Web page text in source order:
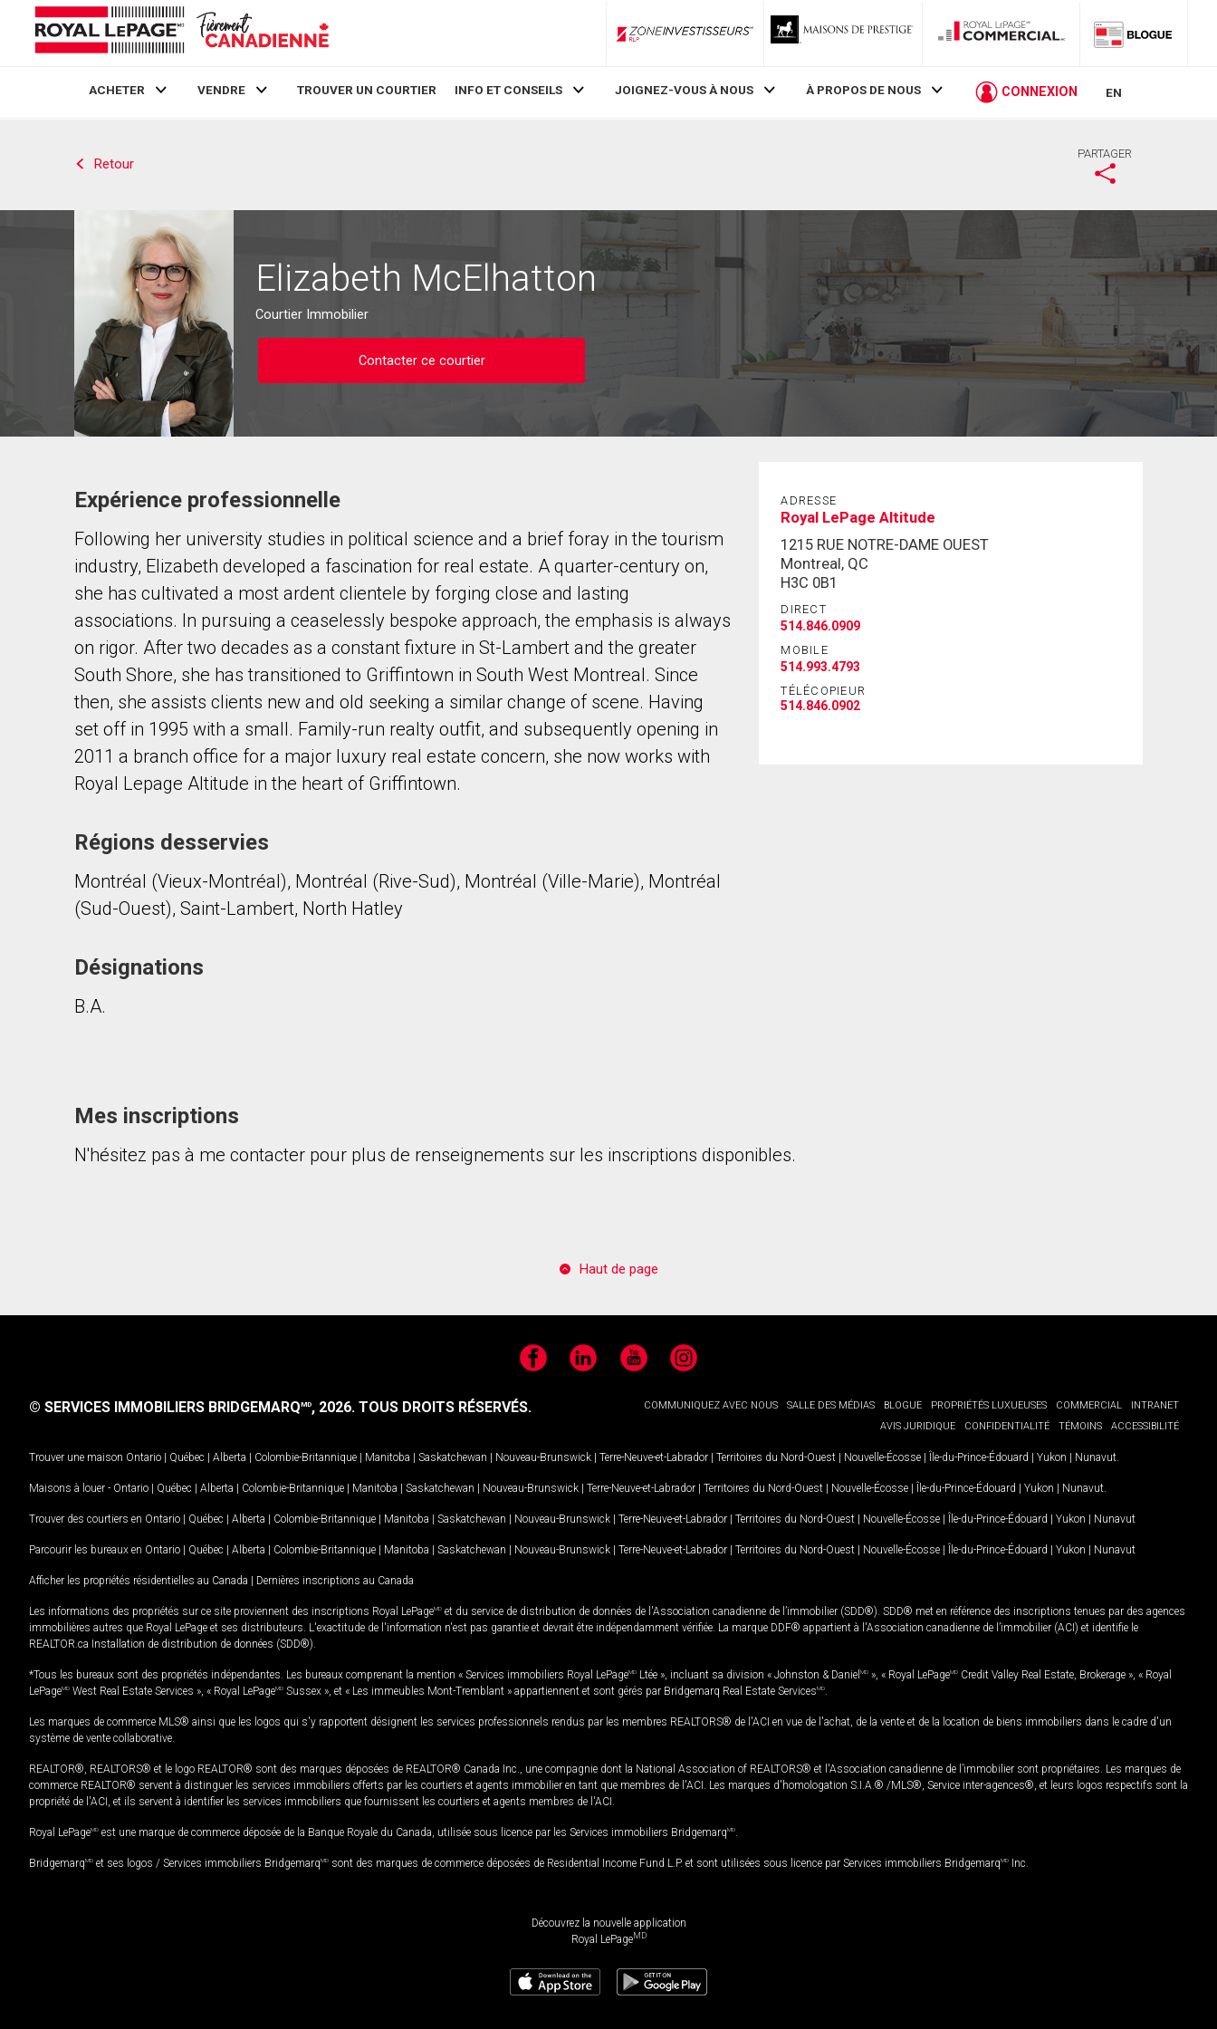
ZoneInvestisseurs RLP
ACHETER VENDRE TROUVER UN COURTIER INFO ET CONSEILS JOIGNEZ-VOUS À NOUS À PROPOS DE NOUS CONNEXION EN
Retour
PARTAGER
Elizabeth McElhatton
Courtier Immobilier
Contacter ce courtier
Contacter ce courtier
Prénom
Nom
Courriel
(Optionnel)
Message
En cliquant sur le bouton « soumettre », vous consentez à nos conditions d'utilisation et vous nous fournissez l'autorisation écrite de communiquer avec vous.
Expérience professionnelle
Following her university studies in political science and a brief foray in the tourism
industry, Elizabeth developed a fascination for real estate. A quarter-century on,
she has cultivated a most ardent clientele by forging close and lasting
associations. In pursuing a ceaselessly bespoke approach, the emphasis is always
on rigor. After two decades as a constant fixture in St-Lambert and the greater
South Shore, she has transitioned to Griffintown in South West Montreal. Since
then, she assists clients new and old seeking a similar change of scene. Having
set off in 1995 with a small. Family-run realty outfit, and subsequently opening in
2011 a branch office for a major luxury real estate concern, she now works with
Royal Lepage Altitude in the heart of Griffintown.
Régions desservies
Montréal (Vieux-Montréal), Montréal (Rive-Sud), Montréal (Ville-Marie), Montréal
(Sud-Ouest), Saint-Lambert, North Hatley
Désignations
B.A.
ADRESSE
Royal LePage Altitude
1215 RUE NOTRE-DAME OUEST
Montreal, QC
H3C 0B1
DIRECT
514.846.0909
MOBILE
514.993.4793
TÉLÉCOPIEUR
514.846.0902
Mes inscriptions
N'hésitez pas à me contacter pour plus de renseignements sur les inscriptions disponibles.
Haut de page
FacebookLinkedIn YouTubeInstagram
COMMUNIQUEZ AVEC NOUS SALLE DES MÉDIAS BLOGUE PROPRIÉTÉS LUXUEUSES COMMERCIAL
INTRANET
AVIS JURIDIQUE
CONFIDENTIALITÉ TÉMOINS ACCESSIBILITÉ
© SERVICES IMMOBILIERS BRIDGEMARQMD, 2026. TOUS DROITS RÉSERVÉS.
Trouver une maison Ontario | Québec | Alberta | Colombie-Britannique | Manitoba | Saskatchewan | Nouveau-Brunswick | Terre-Neuve-et-Labrador | Territoires du Nord-Ouest | Nouvelle-Écosse | Île-du-Prince-Édouard | Yukon | Nunavut
Maisons à louer - Ontario | Québec | Alberta | Colombie-Britannique | Manitoba | Saskatchewan | Nouveau-Brunswick | Terre-Neuve-et-Labrador | Territoires du Nord-Ouest | Nouvelle-Écosse | Île-du-Prince-Édouard | Yukon | Nunavut
Trouver des courtiers en Ontario | Québec | Alberta | Colombie-Britannique | Manitoba | Saskatchewan | Nouveau-Brunswick | Terre-Neuve-et-Labrador | Territoires du Nord-Ouest | Nouvelle-Écosse | Île-du-Prince-Édouard | Yukon | Nunavut
Parcourir les bureaux en Ontario | Québec | Alberta | Colombie-Britannique | Manitoba | Saskatchewan | Nouveau-Brunswick | Terre-Neuve-et-Labrador | Territoires du Nord-Ouest | Nouvelle-Écosse | Île-du-Prince-Édouard | Yukon | Nunavut
Afficher les propriétés résidentielles au Canada | Dernières inscriptions au Canada
Les informations des propriétés sur ce site proviennent des inscriptions Royal LePageMD et du service de distribution de données de l'Association canadienne de l’immobilier (SDD®). SDD® met en référence des inscriptions tenues par des agences
immobilières autres que Royal LePage et ses distributeurs. L'exactitude de l'information n'est pas garantie et devrait être indépendamment vérifiée. La marque DDF® appartient à l'Association canadienne de l’immobilier (ACI) et identifie le
REALTOR.ca Installation de distribution de données (SDD®).
*Tous les bureaux sont des propriétés indépendantes. Les bureaux comprenant la mention « Services immobiliers Royal LePageMD Ltée », incluant sa division « Johnston & Daniel MD », « Royal LePageMD Credit Valley Real Estate, Brokerage », « Royal
LePageMD West Real Estate Services », « Royal LePageMD Sussex », et « Les immeubles Mont-Tremblant » appartiennent et sont gérés par Bridgemarq Real Estate ServicesMD
Les marques de commerce MLS® ainsi que les logos qui s'y rapportent désignent les services professionnels rendus par les membres REALTORS® de l'ACI en vue de l'achat, de la vente et de la location de biens immobiliers dans le cadre d'un
système de vente collaborative.
REALTOR®, REALTORS® et le logo REALTOR® sont des marques déposées de REALTOR® Canada Inc., une compagnie dont la National Association of REALTORS® et l'Association canadienne de l’immobilier sont propriétaires. Les marques de
commerce REALTOR® servent à distinguer les services immobiliers offerts par les courtiers et agents immobilier en tant que membres de l'ACI. Les marques d'homologation S.I.A.® /MLS®, Service inter-agences®, et leurs logos respectifs sont la
propriété de l'ACI, et ils servent à identifier les services immobiliers que fournissent les courtiers et agents membres de l'ACI.
Royal LePageMD est une marque de commerce déposée de la Banque Royale du Canada, utilisée sous licence par les Services immobiliers BridgemarqMD
BridgemarqMD et ses logos / Services immobiliers BridgemarqMD sont des marques de commerce déposées de Residential Income Fund L.P. et sont utilisées sous licence par Services immobiliers BridgemarqMD Inc.
Découvrez la nouvelle application
Royal LePageMD